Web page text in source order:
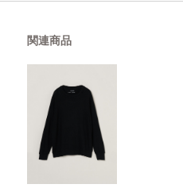
関連商品